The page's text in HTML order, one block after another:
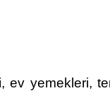
ev yemekleri,